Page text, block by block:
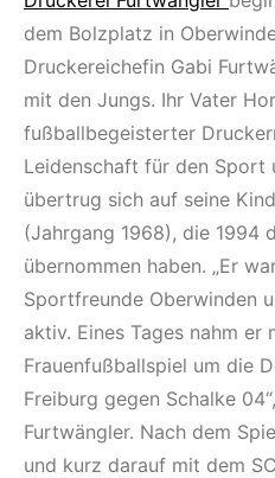
dem Bolzplatz in
Druckereichefin Gabi
mit den Jungs. Ihr Vater
fußballbegeisterter
Leidenschaft für den Sport
übertrug sich auf seine
(Jahrgang 1968), die 1994
übernommen haben. „Er
Sportfreunde Oberwinden
aktiv. Eines Tages nahm er
Frauenfußballspiel um die
Freiburg gegen Schalke
Furtwängler. Nach dem
und kurz darauf mit dem